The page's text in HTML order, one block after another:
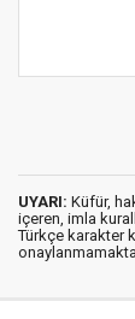
UYARI: Küfür,
içeren, imla
Türkçe karakter